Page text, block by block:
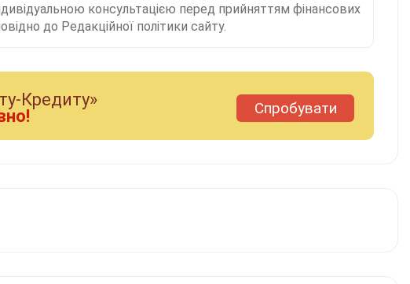
консультацією перед прийняттям фінансових
до Редакційної політики сайту.
Кредиту»
Спробувати